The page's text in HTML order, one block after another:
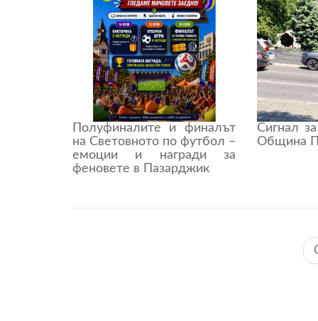
Полуфиналите и финалът
на Световното по футбол –
емоции и награди за
феновете в Пазарджик
Сигнал
Община